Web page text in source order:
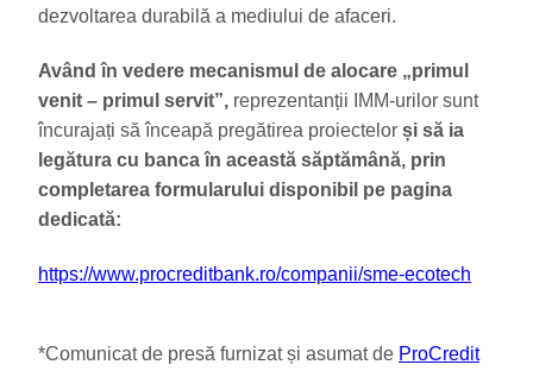
dezvoltarea durabilă a mediului de afaceri.
Având în vedere mecanismul de alocare „primul
venit – primul servit”, reprezentanții IMM-urilor sunt
încurajați să înceapă pregătirea proiectelor și să ia
legătura cu banca în această săptămână, prin
completarea formularului disponibil pe pagina
dedicată:
https://www.procreditbank.ro/companii/sme-ecotech
*Comunicat de presă furnizat și asumat de ProCredit